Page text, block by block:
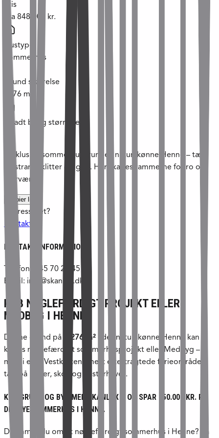
Pris
Fra 848.000 kr.
Hustype
Sommerhus
Grund størrelse
1276 m²
Tilladt bolig størrelse
Eksklusive sommerhusgrunde i naturskønne Henne – tæt
på strand, klitter og golf. Her skabes rammerne for ro og
nærvær.
Kopier link
Interesseret?
Kontakt os
KONTAKT INFORMATION
Telefon: +45 70 21 45 21
Email: info@skanlux.dk
KØB NØGLEFÆRDIGT PROJEKT ELLER
MEDBYG I HENNE
Denne grund på 1.276 m² i det naturskønne Henne kan
købes nøglefærdigt sommerhusprojekt eller Medbyg –
midt i et af Vestkystens mest eftertragtede ferieområder
tæt på klitter, skov og Vesterhavet.
KØB GRUND OG BYG MED SKANLUX – OG SPAR 150.000 KR. PÅ
DIT NYE SOMMERHUS I HENNE.
Drømmer du om et nøglefærdigt sommerhus i Henne? Så